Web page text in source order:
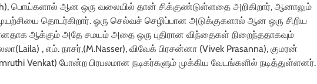
பொய்களால் ஆன ஒரு வலையில் தான் சிக்குண்டுள்ளதை அறிகிறார், ஆனாலும்
தொடர்கிறார். ஓரு செல்வச் செழிப்பான அடுக்குகளால் ஆன ஒரு சிறிய
ஆக்கும் அதே சமயம் அதை ஒரு புதிரான விந்தைகள் நிறைந்ததாகவும்
, எம். நாசர்,(M.Nasser), விவேக் பிரசன்னா (Vivek Prasanna), குமரன்
Venkat) போன்ற பிரபலமான நடிகர்களும் முக்கிய வேடங்களில் நடித்துள்ளனர்.